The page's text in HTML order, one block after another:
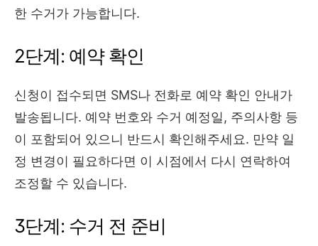
한 수거가 가능합니다.
2단계: 예약 확인
신청이 접수되면 SMS나 전화로 예약 확인 안내가
발송됩니다. 예약 번호와 수거 예정일, 주의사항 등
이 포함되어 있으니 반드시 확인해주세요. 만약 일
정 변경이 필요하다면 이 시점에서 다시 연락하여
조정할 수 있습니다.
3단계: 수거 전 준비